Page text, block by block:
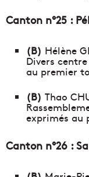
Canton n°25 :
(B) Hélène
Divers
au premier
(B) Thao
exprimés au
Canton n°26 :